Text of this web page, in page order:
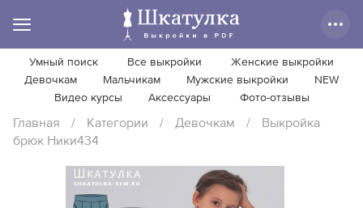
Умный поиск Все выкройки
Женские выкройки
Девочкам
Мальчикам Мужские выкройки
NEW
Видео курсы
Аксессуары Фото-отзывы
Главная / Категории / Девочкам /
Выкройка
брюк Ники434